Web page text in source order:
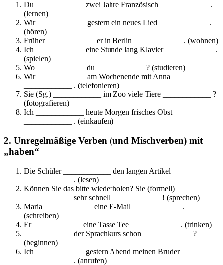
Du ____________ zwei Jahre Französisch ____________ .
(lernen)
Wir ____________ gestern ein neues Lied ____________ .
(hören)
Früher ____________ er in Berlin ____________ . (wohnen)
Ich ____________ eine Stunde lang Klavier ____________ .
(spielen)
Wo ____________ du ____________ ? (studieren)
Wir ____________ am Wochenende mit Anna
____________ . (telefonieren)
Sie (Sg.) ____________ im Zoo viele Tiere ____________ ?
(fotografieren)
Ich ____________ heute Morgen frisches Obst
____________ . (einkaufen)
2. Unregelmäßige Verben (und Mischverben) mit
„haben“
Die Schüler ____________ den langen Artikel
____________ . (lesen)
Können Sie das bitte wiederholen? Sie (formell)
____________ sehr schnell ____________ ! (sprechen)
Maria ____________ eine E-Mail ____________ .
(schreiben)
Er ____________ eine Tasse Tee ____________ . (trinken)
____________ der Sprachkurs schon ____________ ?
(beginnen)
Ich ____________ gestern Abend meinen Bruder
____________ . (anrufen)